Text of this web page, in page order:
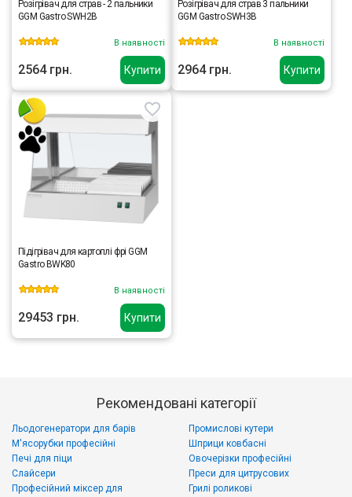
Купити
Розігрівач для страв - 2 пальники
GGM Gastro SWH2B
В наявності
2564 грн. Купити
Розігрівач для страв 3 пальники
GGM Gastro SWH3B
В наявності
2964 грн.
Купити
Підігрівач для картоплі фрі GGM
Gastro BWK80
В наявності
29453 грн.
Рекомендовані категорії
Льодогенератори для барів
М'ясорубки професійні
Печі для піци
Слайсери
Промислові кутери
Шприци ковбасні
Овочерізки професійні
Преси для цитрусових
Професійний міксер для
Грилі роликові